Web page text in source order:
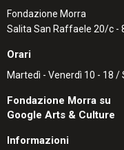
Fondazione Morra
Salita San Raffaele 20/c -
Orari
Martedì - Venerdì 10 - 18 /
Fondazione Morra su
Google Arts & Culture
Informazioni